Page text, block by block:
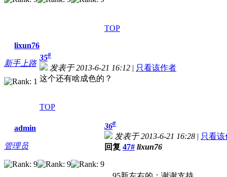
TOP
lixun76
新手上路
35#
发表于 2013-6-21 16:12 | 只看该作者
这个还有啥成色的？
TOP
admin
管理员
36#
发表于 2013-6-21 16:28 | 只看该
回复 47# lixun76